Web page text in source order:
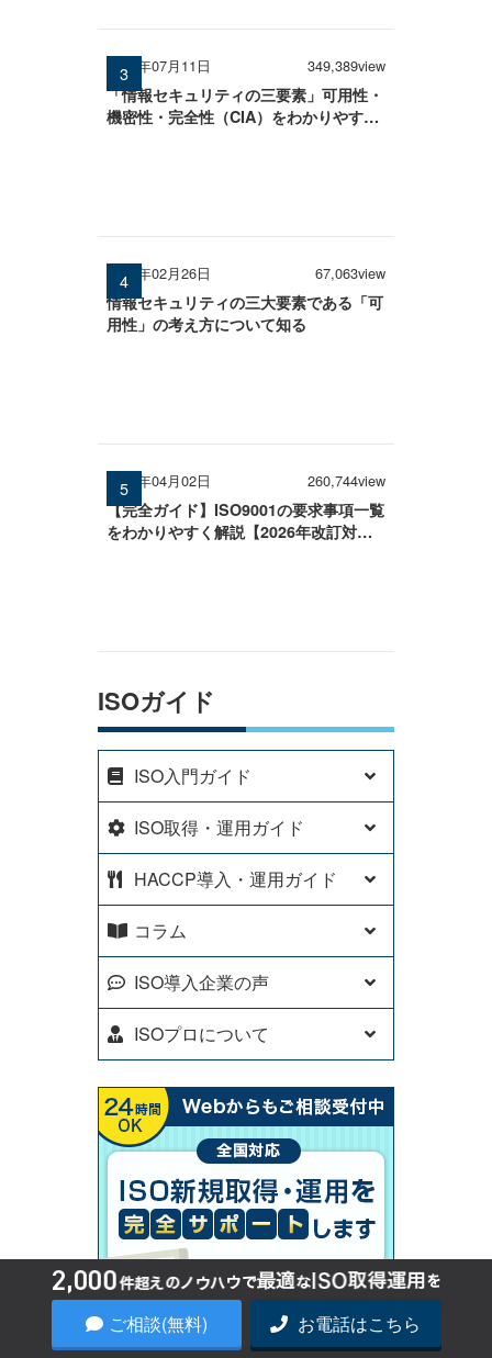
2025年07月11日 349,389view
「情報セキュリティの三要素」可用性・
機密性・完全性（CIA）をわかりやすく
2026年02月26日 67,063view
情報セキュリティの三大要素である「可
用性」の考え方について知る
2026年04月02日 260,744view
【完全ガイド】ISO9001の要求事項一覧
をわかりやすく解説【2026年改訂対
ISOガイド
ISO入門ガイド
ISO取得・運用ガイド
HACCP導入・運用ガイド
コラム
ISO導入企業の声
ISOプロについて
ご相談(無料) お電話はこちら